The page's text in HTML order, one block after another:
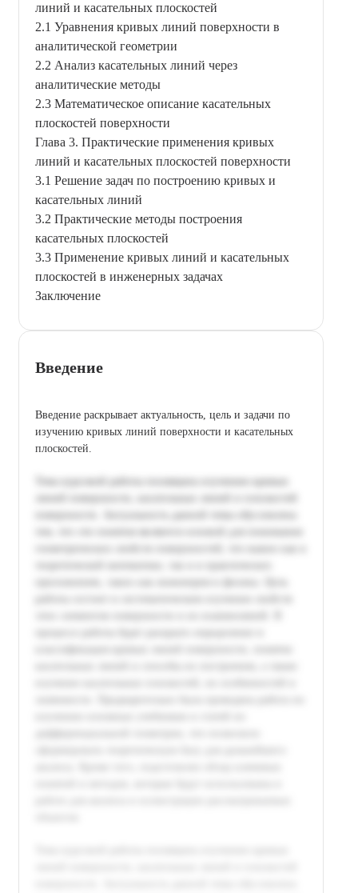
линий и касательных плоскостей
2.1 Уравнения кривых линий поверхности в
аналитической геометрии
2.2 Анализ касательных линий через
аналитические методы
2.3 Математическое описание касательных
плоскостей поверхности
Глава 3. Практические применения кривых
линий и касательных плоскостей поверхности
3.1 Решение задач по построению кривых и
касательных линий
3.2 Практические методы построения
касательных плоскостей
3.3 Применение кривых линий и касательных
плоскостей в инженерных задачах
Заключение
Введение
Введение раскрывает актуальность, цель и задачи по
изучению кривых линий поверхности и касательных
плоскостей.